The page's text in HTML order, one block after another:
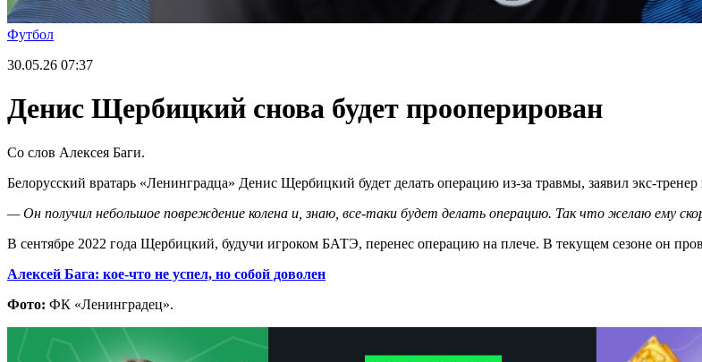
Футбол
30.05.26 07:37
Денис Щербицкий снова будет прооперирован
Со слов Алексея Баги.
Белорусский вратарь «Ленинградца» Денис Щербицкий будет делать операцию из-за травмы, заявил экс-тренер
— Он получил небольшое повреждение колена и, знаю, все-таки будет делать операцию. Так что желаю ему
В сентябре 2022 года Щербицкий, будучи игроком БАТЭ, перенес операцию на плече. В текущем сезоне он
Алексей Бага: кое-что не успел, но собой доволен
Фото: ФК «Ленинградец».